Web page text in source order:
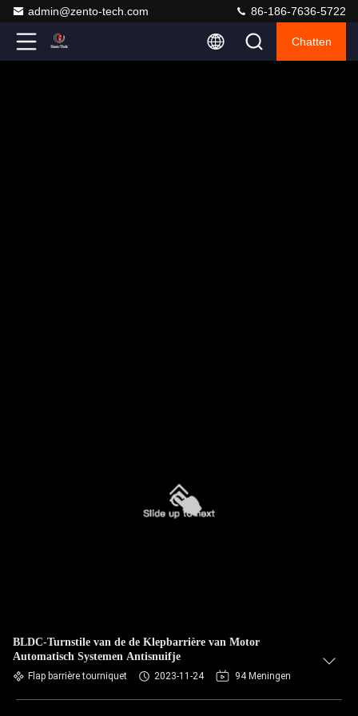
admin@zento-tech.com 86-186-7636-5722
Chatten
BLDC-Turnstile van de de Klepbarrière van Motor
Automatisch Systemen Antisnuifje
Flap barrière tourniquet 2023-11-24 94 Meningen